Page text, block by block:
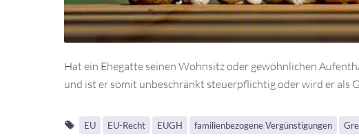
Hat ein Ehegatte seinen Wohnsitz oder gewöhnlichen
und ist er somit unbeschränkt steuerpflichtig oder wird er als
EU EU-Recht EUGH familienbezogene Vergünstigungen